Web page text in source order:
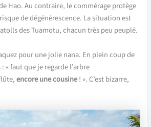
Hao. Au contraire, le commérage protège
de dégénérescence. La situation est
des Tuamotu, chacun très peu peuplé.
pour une jolie nana. En plein coup de
faut que je regarde l’arbre
encoreunecousine! ». C’est bizarre,